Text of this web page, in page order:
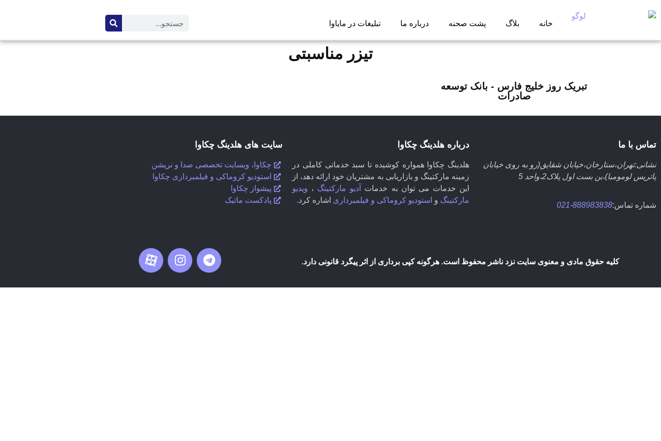
خانه بلاگ پشت صحنه درباره ما تبلیغات در مایاوا
تیزر مناسبتی
تبریک روز خلیج فارس - بانک توسعه
صادرات
تماس با ما
نشانی:تهران،ستارخان،خیابان شقایق(رو به روی خیابان
پاتریس لومومبا)،بن بست اول پلاک2،واحد 5
شماره تماس:888983838-021
درباره هلدینگ چکاوا
هلدینگ چکاوا همواره کوشیده تا سبد خدماتی کاملی در
زمینه مارکتینگ و بازاریابی به مشتریان خود ارائه دهد، از
این خدمات می توان به خدمات
آدیو مارکتینگ ، ویدیو
مارکتینگ و استودیو کروماکی و فیلمبرداری اشاره کرد.
سایت های هلدینگ چکاوا
چکاوا، وبسایت تخصصی صدا و نریشن
استودیو کروماکی و فیلمبرداری چکاوا
پیشواز چکاوا
پادکست ماتیک
کلیه حقوق مادی و معنوی سایت نزد ناشر محفوظ است. هرگونه کپی برداری از اثر پیگرد قانونی دارد.